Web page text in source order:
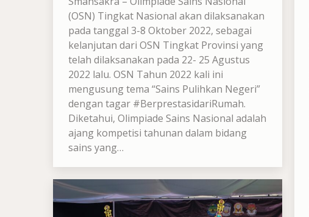
(OSN) Tingkat Nasional akan dilaksanakan
pada tanggal 3-8 Oktober 2022, sebagai
kelanjutan dari OSN Tingkat Provinsi yang
telah dilaksanakan pada 22- 25 Agustus
2022 lalu. OSN Tahun 2022 kali ini
mengusung tema “Sains Pulihkan Negeri”
dengan tagar #BerprestasidariRumah.
Diketahui, Olimpiade Sains Nasional adalah
ajang kompetisi tahunan dalam bidang
sains yang…